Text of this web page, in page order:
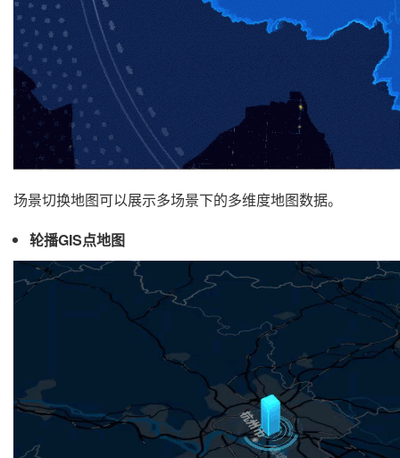
场景切换地图可以展示多场景下的多维度地图数据。
轮播GIS点地图